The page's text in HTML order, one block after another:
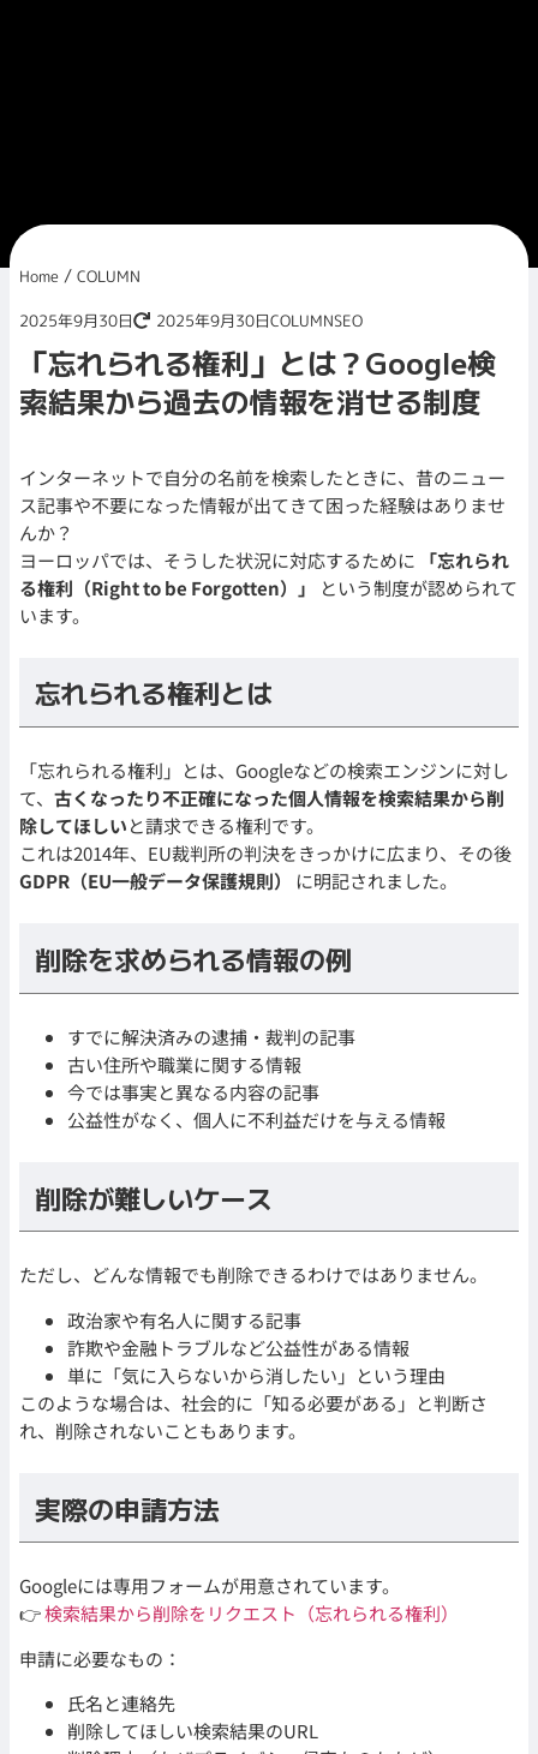
Home / COLUMN
2025年9月30日 2025年9月30日COLUMNSEO
「忘れられる権利」とは？Google検
索結果から過去の情報を消せる制度
インターネットで自分の名前を検索したときに、昔のニュー
ス記事や不要になった情報が出てきて困った経験はありませ
んか？
ヨーロッパでは、そうした状況に対応するために
「忘れられ
る権利（Right to be Forgotten）」
という制度が認められて
います。
忘れられる権利とは
「忘れられる権利」とは、Googleなどの検索エンジンに対し
て、 古くなったり不正確になった個人情報を検索結果から削
除してほしいと請求できる権利です。
これは2014年、EU裁判所の判決をきっかけに広まり、その後
GDPR（EU一般データ保護規則）
に明記されました。
削除を求められる情報の例
すでに解決済みの逮捕・裁判の記事
古い住所や職業に関する情報
今では事実と異なる内容の記事
公益性がなく、個人に不利益だけを与える情報
削除が難しいケース
ただし、どんな情報でも削除できるわけではありません。
政治家や有名人に関する記事
詐欺や金融トラブルなど公益性がある情報
単に「気に入らないから消したい」という理由
このような場合は、社会的に「知る必要がある」と判断さ
れ、削除されないこともあります。
実際の申請方法
Googleには専用フォームが用意されています。
👉検索結果から削除をリクエスト（忘れられる権利）
申請に必要なもの：
氏名と連絡先
削除してほしい検索結果のURL